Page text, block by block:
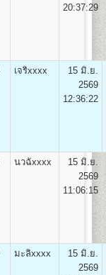
รณสุขศาสตร์
ฯ 10240
าตรี ใน 4
วัด 41 ศูนย์
การ
ศาสตร์และ
หารรัฐกิจ
500 100
3,100
20:37:29
เจริxxxx
15 มิ.ย.
2569
12:36:22
นวฉัxxxx
15 มิ.ย.
2569
11:06:15
มะลิxxxx
15 มิ.ย.
2569